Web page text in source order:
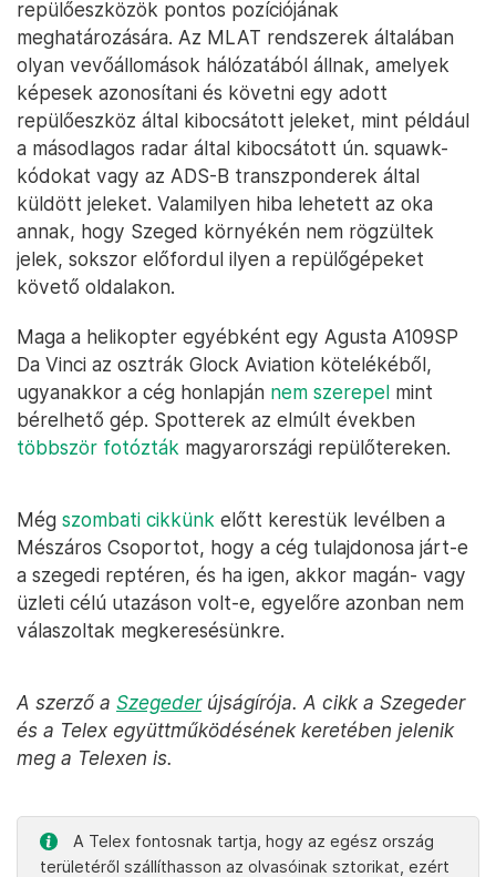
repülőeszközök pontos pozíciójának
meghatározására. Az MLAT rendszerek általában
olyan vevőállomások hálózatából állnak, amelyek
képesek azonosítani és követni egy adott
repülőeszköz által kibocsátott jeleket, mint például
a másodlagos radar által kibocsátott ún. squawk-
kódokat vagy az ADS-B transzponderek által
küldött jeleket. Valamilyen hiba lehetett az oka
annak, hogy Szeged környékén nem rögzültek
jelek, sokszor előfordul ilyen a repülőgépeket
követő oldalakon.
Maga a helikopter egyébként egy Agusta A109SP
Da Vinci az osztrák Glock Aviation kötelékéből,
ugyanakkor a cég honlapján nem szerepel mint
bérelhető gép. Spotterek az elmúlt években
többször fotózták magyarországi repülőtereken.
Még szombati cikkünk előtt kerestük levélben a
Mészáros Csoportot, hogy a cég tulajdonosa járt-e
a szegedi reptéren, és ha igen, akkor magán- vagy
üzleti célú utazáson volt-e, egyelőre azonban nem
válaszoltak megkeresésünkre.
A szerző a Szegederújságírója. A cikk a Szegeder
és a Telex együttműködésének keretében jelenik
meg a Telexen is.
A Telex fontosnak tartja, hogy az egész ország
területéről szállíthasson az olvasóinak sztorikat, ezért